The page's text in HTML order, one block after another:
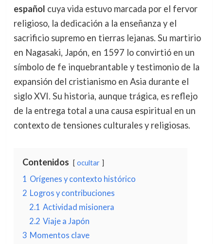
español cuya vida estuvo marcada por el fervor
religioso, la dedicación a la enseñanza y el
sacrificio supremo en tierras lejanas. Su martirio
en Nagasaki, Japón, en 1597 lo convirtió en un
símbolo de fe inquebrantable y testimonio de la
expansión del cristianismo en Asia durante el
siglo XVI. Su historia, aunque trágica, es reflejo
de la entrega total a una causa espiritual en un
contexto de tensiones culturales y religiosas.
Contenidos ocultar
1 Orígenes y contexto histórico
2 Logros y contribuciones
2.1 Actividad misionera
2.2 Viaje a Japón
3 Momentos clave